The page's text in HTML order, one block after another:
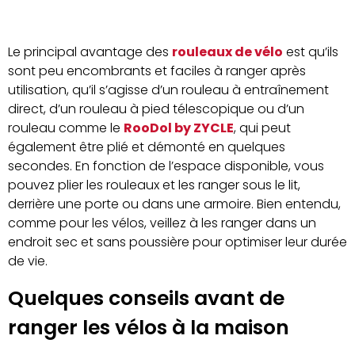
Le principal avantage des rouleaux de vélo est qu’ils
sont peu encombrants et faciles à ranger après
utilisation, qu’il s’agisse d’un rouleau à entraînement
direct, d’un rouleau à pied télescopique ou d’un
rouleau comme le RooDol by ZYCLE, qui peut
également être plié et démonté en quelques
secondes. En fonction de l’espace disponible, vous
pouvez plier les rouleaux et les ranger sous le lit,
derrière une porte ou dans une armoire. Bien entendu,
comme pour les vélos, veillez à les ranger dans un
endroit sec et sans poussière pour optimiser leur durée
de vie.
Quelques conseils avant de
ranger les vélos à la maison